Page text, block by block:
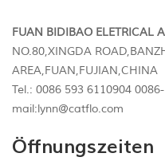
FUAN BIDIBAO ELETRICAL
NO.80,XINGDA
AREA,FUAN,FUJIAN,CHINA
Tel.: 0086 593 6110904
mail:lynn@catflo.com
Öffnungszeiten